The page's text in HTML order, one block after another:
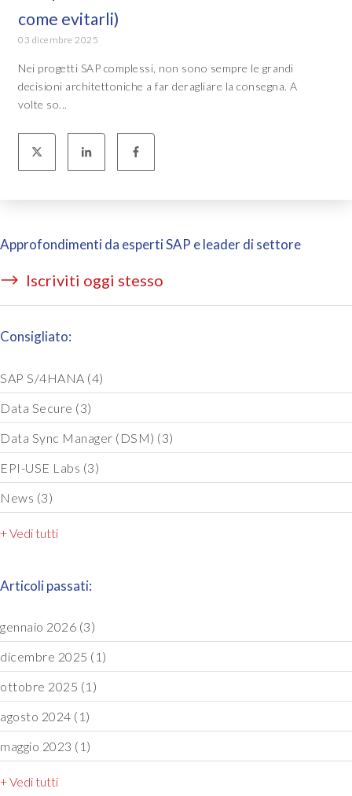
come evitarli)
03 dicembre 2025
Nei progetti SAP complessi, non sono sempre le grandi
decisioni architettoniche a far deragliare la consegna. A
volte so...
Approfondimenti da esperti SAP e leader di settore
Iscriviti oggi stesso
Consigliato:
SAP S/4HANA (4)
Data Secure (3)
Data Sync Manager (DSM) (3)
EPI-USE Labs (3)
News (3)
+ Vedi tutti
Articoli passati:
gennaio 2026 (3)
dicembre 2025 (1)
ottobre 2025 (1)
agosto 2024 (1)
maggio 2023 (1)
+ Vedi tutti